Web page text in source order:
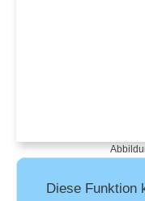
Diese Funktion